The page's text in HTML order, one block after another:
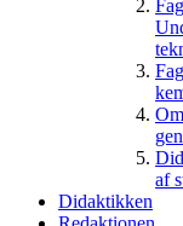
af
Didaktikken